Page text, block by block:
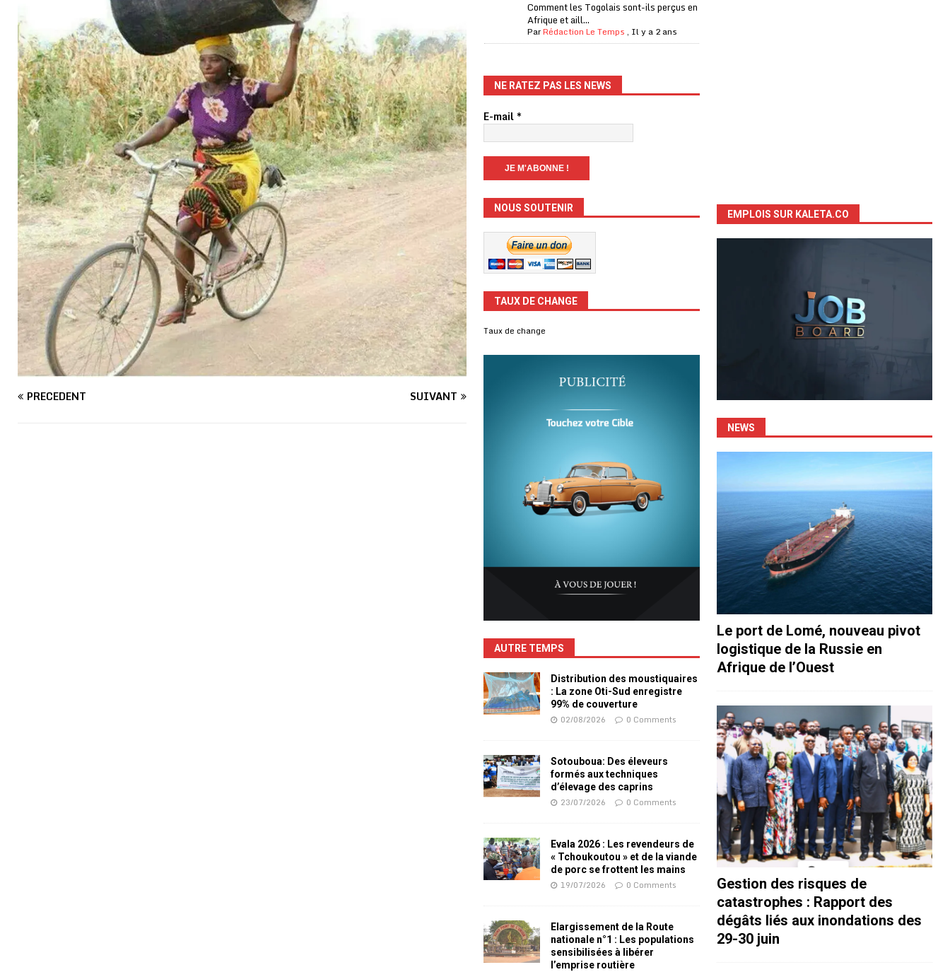
PRÉCÉDENT SUIVANT
Comment les Togolais sont-ils perçus en
Afrique et aill...
ParRédaction Le Temps , Il y a 2 ans
NE RATEZ PAS LES NEWS
E-mail*
NOUS SOUTENIR
TAUX DE CHANGE
Taux de change
AUTRE TEMPS
Distribution des moustiquaires
: La zone Oti-Sud enregistre
99% de couverture
02/08/2026 0 Comments
Sotouboua: Des éleveurs
formés aux techniques
d’élevage des caprins
23/07/2026 0 Comments
Evala 2026 : Les revendeurs de
« Tchoukoutou » et de la viande
de porc se frottent les mains
19/07/2026 0 Comments
Elargissement de la Route
nationale n°1 : Les populations
sensibilisées à libérer
l’emprise routière
EMPLOIS SUR KALETA.CO
NEWS
Le port de Lomé, nouveau pivot
logistique de la Russie en
Afrique de l’Ouest
Gestion des risques de
catastrophes : Rapport des
dégâts liés aux inondations des
29-30 juin